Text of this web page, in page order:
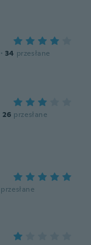
· 34 przesłane
26 przesłane
przesłane